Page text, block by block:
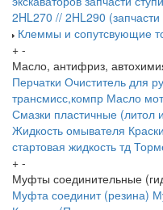
2HL270 // 2HL290
Клеммы и сопутсвующие
+ -
Масло, антифриз,
Перчатки Очиститель для
трансмисс,компр Масло
Смазки пластичные (литол
Жидкость омывателя
стартовая жидкость тд
+ -
Муфты соединительные
Муфта соединит (резина)